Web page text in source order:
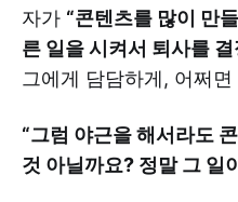
자가 “콘텐츠를 많이 만
른 일을 시켜서 퇴사를 결
그에게 담담하게, 어쩌
“그럼 야근을 해서라도
것 아닐까요? 정말 그 일